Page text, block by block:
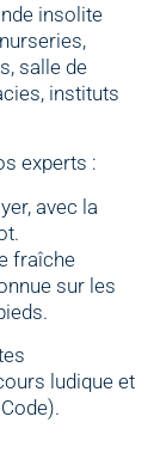
insolite
salle de
instituts
experts :
avec la
fraîche
sur les
ludique et